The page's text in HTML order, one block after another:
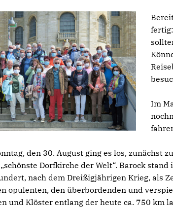
Im
den 30. August ging es los, zunächst
Dorfkirche der Welt“. Barock
nach dem Dreißigjährigen Krieg, als
opulenten, den überbordenden und
und Klöster entlang der heute ca. 750 km